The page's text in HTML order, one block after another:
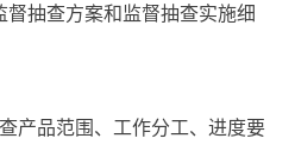
抽查方案和监督抽查实施细
产品范围、工作分工、进度要